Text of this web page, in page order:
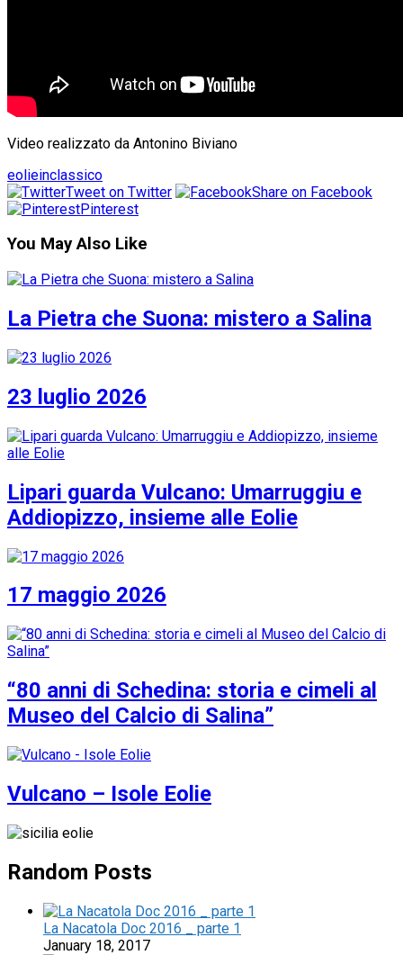
Video realizzato da Antonino Biviano
eolieinclassico
Tweet on Twitter
Share on Facebook
Pinterest
You May Also Like
La Pietra che Suona: mistero a Salina
23 luglio 2026
Lipari guarda Vulcano: Umarruggiu e
Addiopizzo, insieme alle Eolie
17 maggio 2026
“80 anni di Schedina: storia e cimeli al
Museo del Calcio di Salina”
Vulcano – Isole Eolie
Random Posts
La Nacatola Doc 2016 _ parte 1
January 18, 2017